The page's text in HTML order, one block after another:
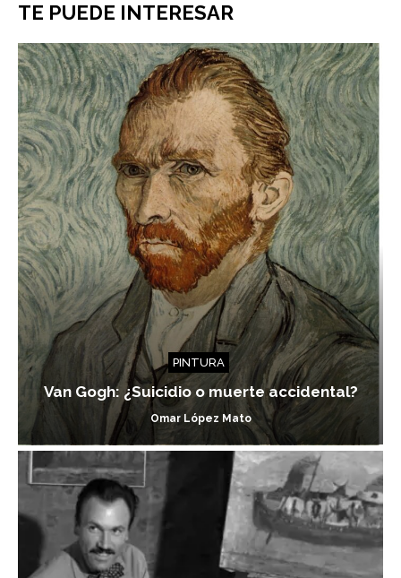
TE PUEDE INTERESAR
PINTURA
Van Gogh: ¿Suicidio o muerte accidental?
Omar López Mato